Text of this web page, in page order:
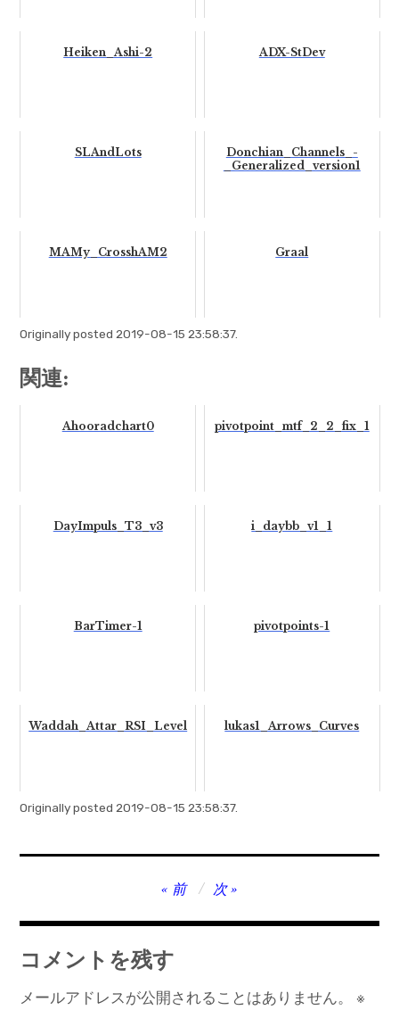
Heiken_Ashi-2 ADX-StDev
SLAndLots
Donchian_Channels_-
_Generalized_version1
MAMy_CrosshAM2 Graal
Originally posted 2019-08-15 23:58:37.
関連:
Ahooradchart0 pivotpoint_mtf_2_2_fix_1
DayImpuls_T3_v3 i_daybb_v1_1
BarTimer-1 pivotpoints-1
Waddah_Attar_RSI_Level lukas1_Arrows_Curves
Originally posted 2019-08-15 23:58:37.
稿
ビ
ゲ
前 次
コメントを残す
メールアドレスが公開されることはありません。
※